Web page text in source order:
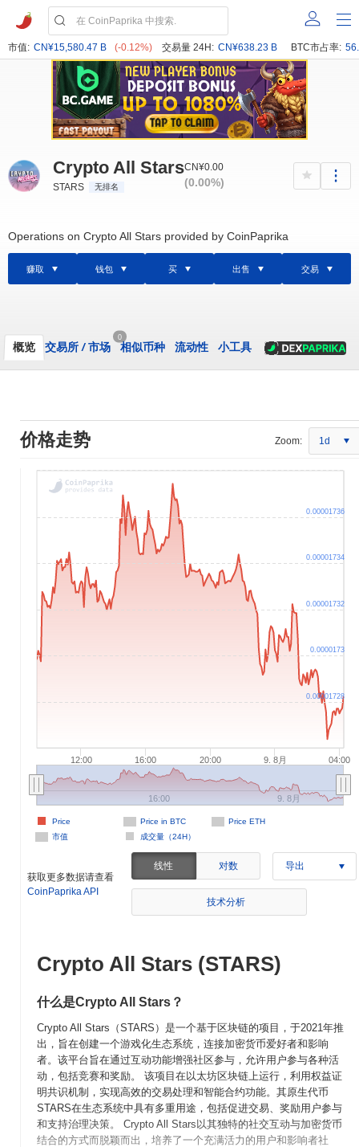
市值: CN¥15,580.47 B (-0.12%) 交易量 24H: CN¥638.23 B BTC市占率:
Crypto All Stars
STARS 无排名
CN¥0.00
(0.00%)
Operations on Crypto All Stars provided by CoinPaprika
赚取 钱包 买 出售 交易
概览 交易所 /市场
0
相似币种 流动性 小工具
价格走势 Zoom: 1d
12:00 16:00 20:00 9. 8月 04:00
Price in BTC
Price ETH
市值
成交量（24H）
Price
16:00 9. 8月
0.00001728
0.0000173
0.00001732
0.00001734
0.00001736
获取更多数据请查看
CoinPaprika API
线性 对数 导出
技术分析
Crypto All Stars (STARS)
什么是Crypto All Stars？
Crypto All Stars（STARS）是一个基于区块链的项目，于2021年推
出，旨在创建一个游戏化生态系统，连接加密货币爱好者和影响
者。该平台旨在通过互动功能增强社区参与，允许用户参与各种活
动，包括竞赛和奖励。 该项目在以太坊区块链上运行，利用权益证
明共识机制，实现高效的交易处理和智能合约功能。其原生代币
STARS在生态系统中具有多重用途，包括促进交易、奖励用户参与
和支持治理决策。 Crypto All Stars以其独特的社交互动与加密货币
结合的方式而脱颖而出，培养了一个充满活力的用户和影响者社